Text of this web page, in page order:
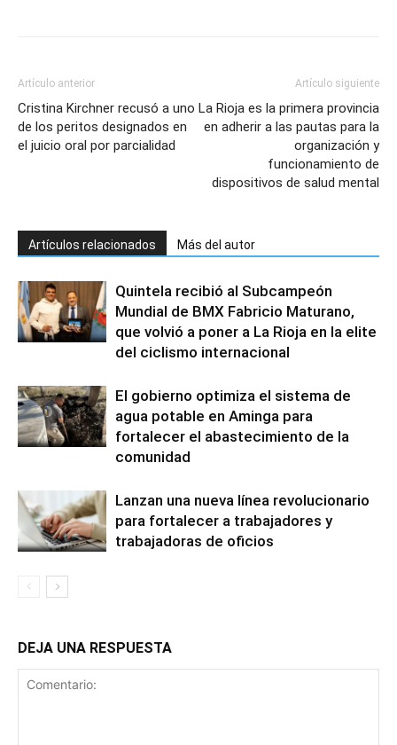
Artículo anterior
Cristina Kirchner recusó a uno
de los peritos designados en
el juicio oral por parcialidad
Artículo siguiente
La Rioja es la primera provincia
en adherir a las pautas para la
organización y
funcionamiento de
dispositivos de salud mental
Artículos relacionados Más del autor
Quintela recibió al Subcampeón
Mundial de BMX Fabricio Maturano,
que volvió a poner a La Rioja en la elite
del ciclismo internacional
El gobierno optimiza el sistema de
agua potable en Aminga para
fortalecer el abastecimiento de la
comunidad
Lanzan una nueva línea revolucionario
para fortalecer a trabajadores y
trabajadoras de oficios
DEJA UNA RESPUESTA